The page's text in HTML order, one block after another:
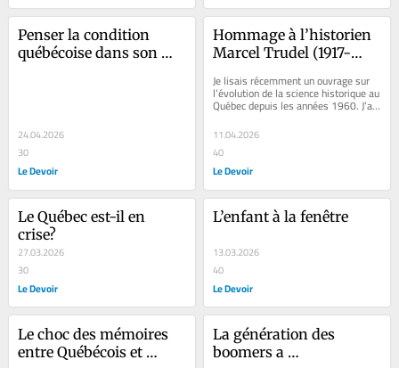
Penser la condition
québécoise dans son
24.04.2026
30
Le Devoir
Hommage à l’historien
Marcel Trudel (1917-
Je lisais récemment un ouvrage sur
l’évolution de la science historique au
Québec depuis les années 1960. J’ai
réalisé qu’il y avait...
11.04.2026
40
Le Devoir
Le Québec est-il en
crise?
27.03.2026
30
Le Devoir
L’enfant à la fenêtre
13.03.2026
40
Le Devoir
Le choc des mémoires
entre Québécois et
La génération des
boomers a